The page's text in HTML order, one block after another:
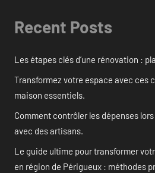
Recent Posts
Les étapes clés d’une rénovation :
Transformez votre espace avec ces
maison essentiels.
Comment contrôler les dépenses
avec des artisans.
Le guide ultime pour transformer
en région de Périgueux : méthodes